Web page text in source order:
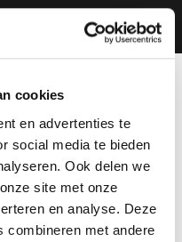
cookies
en advertenties te
social media te bieden
Ook delen we
site met onze
en analyse. Deze
combineren met andere